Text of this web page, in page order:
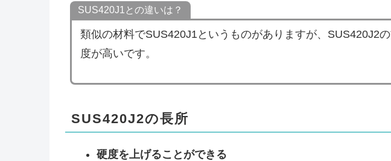
SUS420J1との違いは？
類似の材料でSUS420J1というものがありますが、SUS420J2
度が高いです。
SUS420J2の長所
硬度を上げることができる